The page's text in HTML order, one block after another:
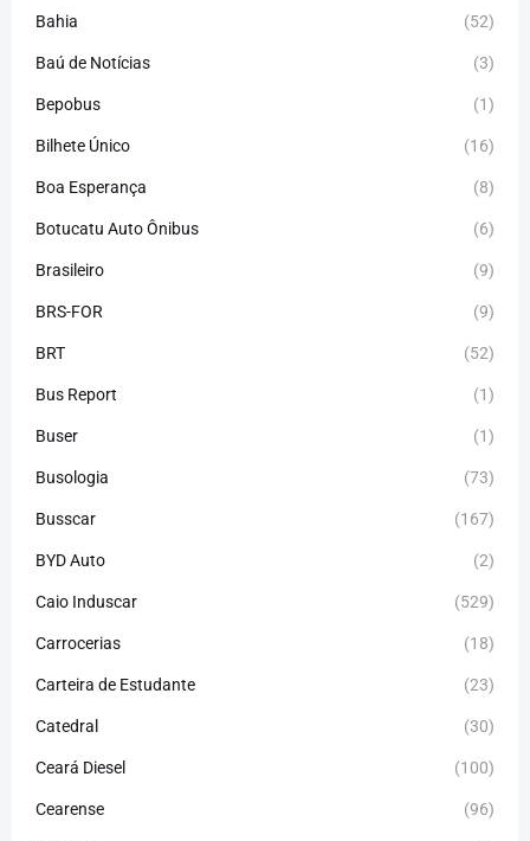
Bahia (52)
Baú de Notícias (3)
Bepobus (1)
Bilhete Único (16)
Boa Esperança (8)
Botucatu Auto Ônibus (6)
Brasileiro (9)
BRS-FOR (9)
BRT (52)
Bus Report (1)
Buser (1)
Busologia (73)
Busscar (167)
BYD Auto (2)
Caio Induscar (529)
Carrocerias (18)
Carteira de Estudante (23)
Catedral (30)
Ceará Diesel (100)
Cearense (96)